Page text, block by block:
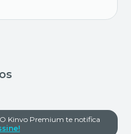
Kinvo Premium te notifica